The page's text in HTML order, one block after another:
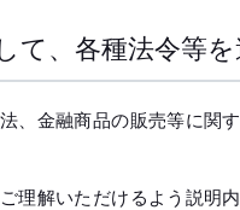
て、各種法令等
、金融商品の販売等に関
理解いただけるよう説明